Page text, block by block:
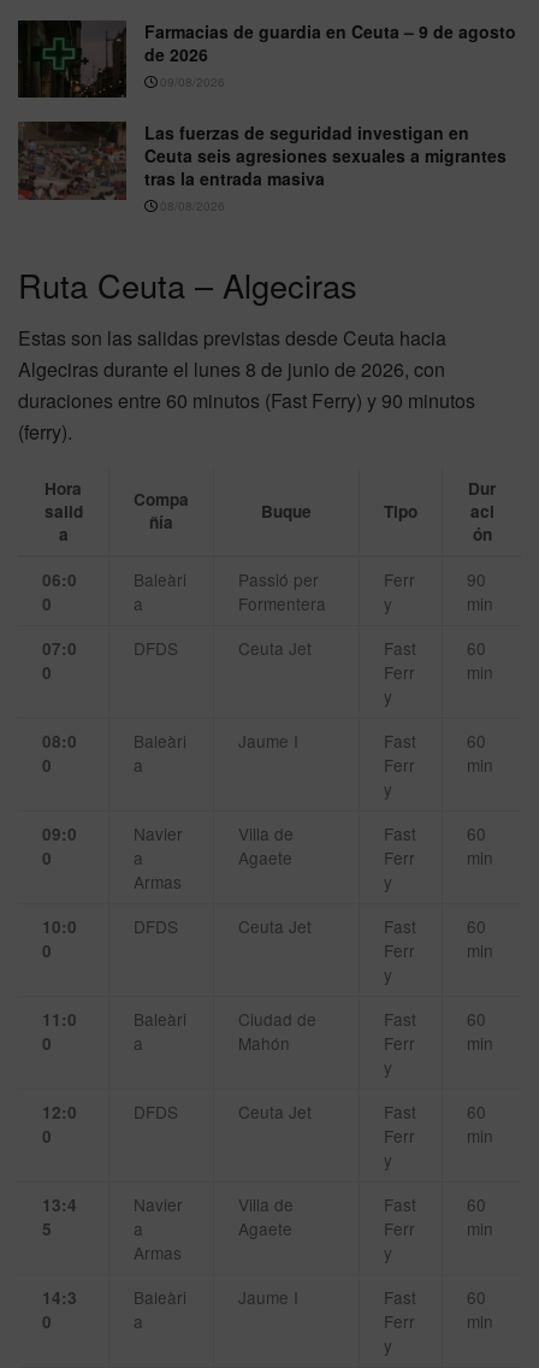
Farmacias de guardia en Ceuta – 9 de agosto
de 2026
09/08/2026
Las fuerzas de seguridad investigan en
Ceuta seis agresiones sexuales a migrantes
tras la entrada masiva
08/08/2026
Ruta Ceuta – Algeciras
Estas son las salidas previstas desde Ceuta hacia
Algeciras durante el lunes 8 de junio de 2026, con
duraciones entre 60 minutos (Fast Ferry) y 90 minutos
(ferry).
Hora
salid
a
Compa
ñía
Buque Tipo
Dur
aci
ón
06:0
0
Baleàri
a
Passió per
Formentera
Ferr
y
90
min
07:0
0
DFDS Ceuta Jet
Fast
Ferr
y
60
min
08:0
0
Baleàri
a
Jaume I
Fast
Ferr
y
60
min
09:0
0
Navier
a
Armas
Villa de
Agaete
Fast
Ferr
y
60
min
10:0
0
DFDS Ceuta Jet
Fast
Ferr
y
60
min
11:0
0
Baleàri
a
Ciudad de
Mahón
Fast
Ferr
y
60
min
12:0
0
DFDS Ceuta Jet
Fast
Ferr
y
60
min
13:4
5
Navier
a
Armas
Villa de
Agaete
Fast
Ferr
y
60
min
14:3
0
Baleàri
a
Jaume I
Fast
Ferr
y
60
min